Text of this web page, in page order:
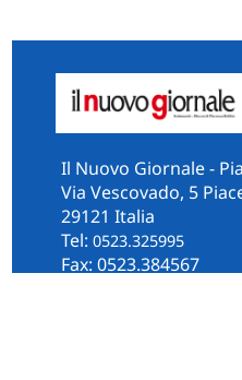
Il Nuovo Giornale -
Via Vescovado, 5
29121 Italia
Tel: 0523.325995
Fax: 0523.384567